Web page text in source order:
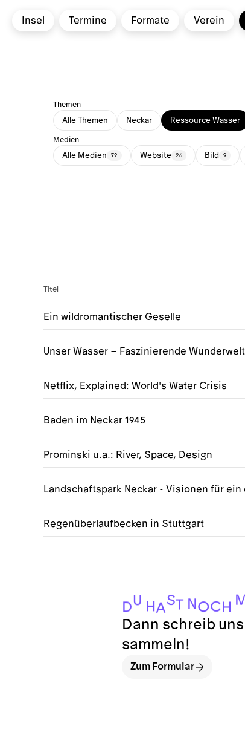
Insel Termine Formate Verein
Themen
Alle Themen Neckar Ressource Wasser
Medien
Alle Medien 72 Website 26 Bild 9
Titel
Ein wildromantischer Geselle
Unser Wasser – Faszinierende
Netflix, Explained: World's Water Crisis
Baden im Neckar 1945
Prominski u.a.: River, Space, Design
Landschaftspark Neckar - Visionen für
Regenüberlaufbecken in Stuttgart
DU HAST N OCH
Dann schreib
sammeln!
Zum Formular